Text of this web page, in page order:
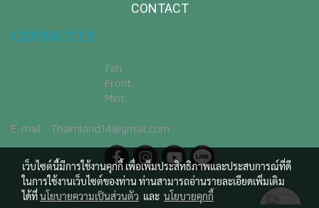
CONTACT
CONTACT US
​ Fah
Front
Mint
E-mail : Thaimland14@gmail.com
เว็บไซต์นี้มีการใช้งานคุกกี้ เพื่อเพิ่มประสิทธิภาพและประสบการณ์ที่ดี
ในการใช้งานเว็บไซต์ของท่าน ท่านสามารถอ่านรายละเอียดเพิ่มเติม
ได้ที่นโยบายความเป็นส่วนตัว และ นโยบายคุกกี้